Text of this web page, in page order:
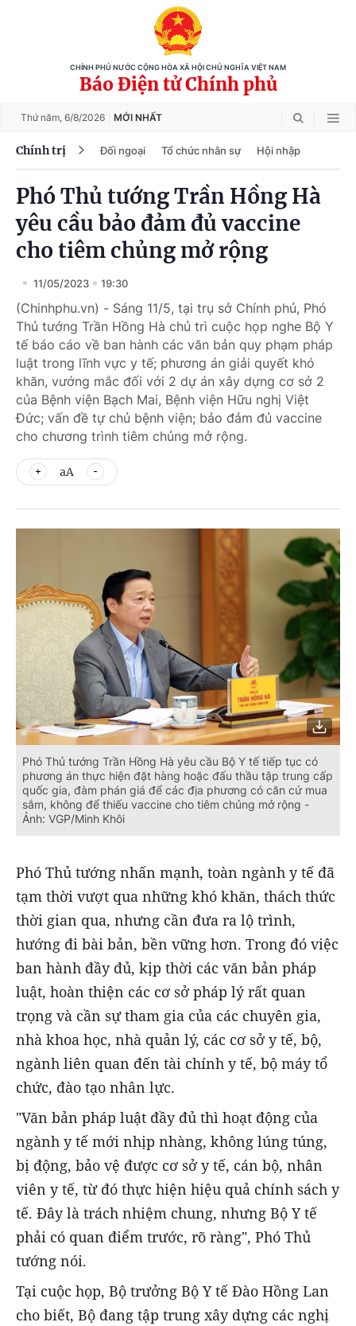
CHÍNH PHỦ NƯỚC CỘNG HÒA XÃ HỘI CHỦ NGHĨA VIỆT NAM
Báo Điện tử Chính phủ
Thứ năm, 6/8/2026 MỚI NHẤT
Chính trị Đối ngoại Tổ chức nhân sự Hội nhập
Phó Thủ tướng Trần Hồng Hà
yêu cầu bảo đảm đủ vaccine
cho tiêm chủng mở rộng
11/05/2023 19:30
(Chinhphu.vn) - Sáng 11/5, tại trụ sở Chính phủ, Phó
Thủ tướng Trần Hồng Hà chủ trì cuộc họp nghe Bộ Y
tế báo cáo về ban hành các văn bản quy phạm pháp
luật trong lĩnh vực y tế; phương án giải quyết khó
khăn, vướng mắc đối với 2 dự án xây dựng cơ sở 2
của Bệnh viện Bạch Mai, Bệnh viện Hữu nghị Việt
Đức; vấn đề tự chủ bệnh viện; bảo đảm đủ vaccine
cho chương trình tiêm chủng mở rộng.
aA
Phó Thủ tướng Trần Hồng Hà yêu cầu Bộ Y tế tiếp tục có
phương án thực hiện đặt hàng hoặc đấu thầu tập trung cấp
quốc gia, đàm phán giá để các địa phương có căn cứ mua
sắm, không để thiếu vaccine cho tiêm chủng mở rộng -
Ảnh: VGP/Minh Khôi
Phó Thủ tướng nhấn mạnh, toàn ngành y tế đã
tạm thời vượt qua những khó khăn, thách thức
thời gian qua, nhưng cần đưa ra lộ trình,
hướng đi bài bản, bền vững hơn. Trong đó việc
ban hành đầy đủ, kịp thời các văn bản pháp
luật, hoàn thiện các cơ sở pháp lý rất quan
trọng và cần sự tham gia của các chuyên gia,
nhà khoa học, nhà quản lý, các cơ sở y tế, bộ,
ngành liên quan đến tài chính y tế, bộ máy tổ
chức, đào tạo nhân lực.
"Văn bản pháp luật đầy đủ thì hoạt động của
ngành y tế mới nhịp nhàng, không lúng túng,
bị động, bảo vệ được cơ sở y tế, cán bộ, nhân
viên y tế, từ đó thực hiện hiệu quả chính sách y
tế. Đây là trách nhiệm chung, nhưng Bộ Y tế
phải có quan điểm trước, rõ ràng", Phó Thủ
tướng nói.
Tại cuộc họp, Bộ trưởng Bộ Y tế Đào Hồng Lan
cho biết, Bộ đang tập trung xây dựng các nghị